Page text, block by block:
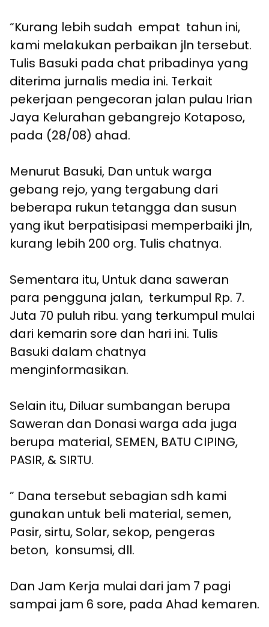
“Kurang lebih sudah empat tahun ini,
kami melakukan perbaikan jln tersebut.
Tulis Basuki pada chat pribadinya yang
diterima jurnalis media ini. Terkait
pekerjaan pengecoran jalan pulau Irian
Jaya Kelurahan gebangrejo Kotaposo,
pada (28/08) ahad.
Menurut Basuki, Dan untuk warga
gebang rejo, yang tergabung dari
beberapa rukun tetangga dan susun
yang ikut berpatisipasi memperbaiki jln,
kurang lebih 200 org. Tulis chatnya.
Sementara itu, Untuk dana saweran
para pengguna jalan, terkumpul Rp. 7.
Juta 70 puluh ribu. yang terkumpul mulai
dari kemarin sore dan hari ini. Tulis
Basuki dalam chatnya
menginformasikan.
Selain itu, Diluar sumbangan berupa
Saweran dan Donasi warga ada juga
berupa material, SEMEN, BATU CIPING,
PASIR, & SIRTU.
” Dana tersebut sebagian sdh kami
gunakan untuk beli material, semen,
Pasir, sirtu, Solar, sekop, pengeras
beton, konsumsi, dll.
Dan Jam Kerja mulai dari jam 7 pagi
sampai jam 6 sore, pada Ahad kemaren.